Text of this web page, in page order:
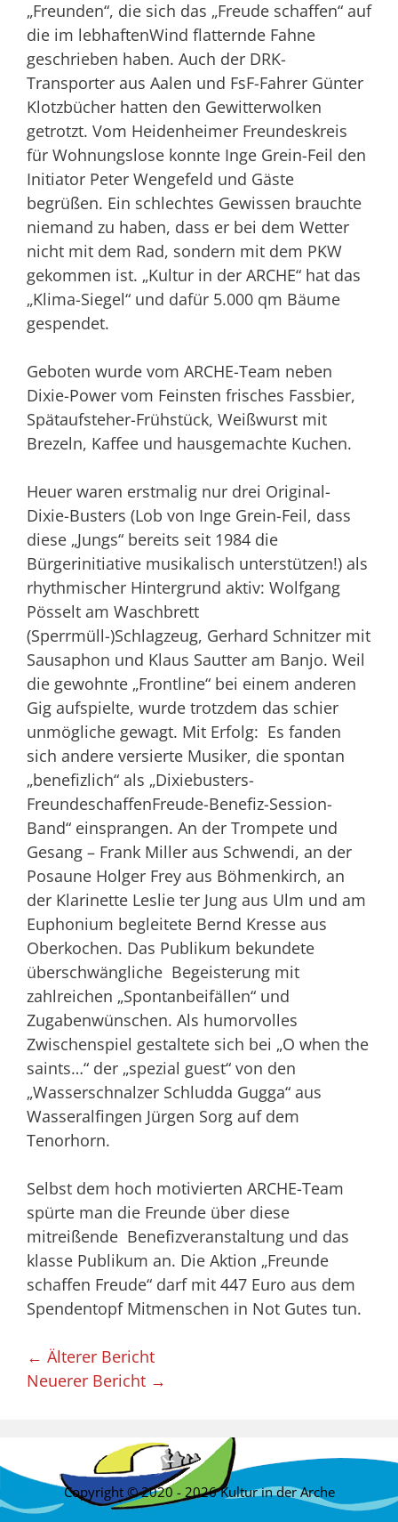
„Freunden“, die sich das „Freude schaffen“ auf
die im lebhaftenWind flatternde Fahne
geschrieben haben. Auch der DRK-
Transporter aus Aalen und FsF-Fahrer Günter
Klotzbücher hatten den Gewitterwolken
getrotzt. Vom Heidenheimer Freundeskreis
für Wohnungslose konnte Inge Grein-Feil den
Initiator Peter Wengefeld und Gäste
begrüßen. Ein schlechtes Gewissen brauchte
niemand zu haben, dass er bei dem Wetter
nicht mit dem Rad, sondern mit dem PKW
gekommen ist. „Kultur in der ARCHE“ hat das
„Klima-Siegel“ und dafür 5.000 qm Bäume
gespendet.
Geboten wurde vom ARCHE-Team neben
Dixie-Power vom Feinsten frisches Fassbier,
Spätaufsteher-Frühstück, Weißwurst mit
Brezeln, Kaffee und hausgemachte Kuchen.
Heuer waren erstmalig nur drei Original-
Dixie-Busters (Lob von Inge Grein-Feil, dass
diese „Jungs“ bereits seit 1984 die
Bürgerinitiative musikalisch unterstützen!) als
rhythmischer Hintergrund aktiv: Wolfgang
Pösselt am Waschbrett
(Sperrmüll-)Schlagzeug, Gerhard Schnitzer mit
Sausaphon und Klaus Sautter am Banjo. Weil
die gewohnte „Frontline“ bei einem anderen
Gig aufspielte, wurde trotzdem das schier
unmögliche gewagt. Mit Erfolg: Es fanden
sich andere versierte Musiker, die spontan
„benefizlich“ als „Dixiebusters-
FreundeschaffenFreude-Benefiz-Session-
Band“ einsprangen. An der Trompete und
Gesang – Frank Miller aus Schwendi, an der
Posaune Holger Frey aus Böhmenkirch, an
der Klarinette Leslie ter Jung aus Ulm und am
Euphonium begleitete Bernd Kresse aus
Oberkochen. Das Publikum bekundete
überschwängliche Begeisterung mit
zahlreichen „Spontanbeifällen“ und
Zugabenwünschen. Als humorvolles
Zwischenspiel gestaltete sich bei „O when the
saints…“ der „spezial guest“ von den
„Wasserschnalzer Schludda Gugga“ aus
Wasseralfingen Jürgen Sorg auf dem
Tenorhorn.
Selbst dem hoch motivierten ARCHE-Team
spürte man die Freunde über diese
mitreißende Benefizveranstaltung und das
klasse Publikum an. Die Aktion „Freunde
schaffen Freude“ darf mit 447 Euro aus dem
Spendentopf Mitmenschen in Not Gutes tun.
← Älterer Bericht
Neuerer Bericht →
Copyright © 2020 - 2026 Kultur in der Arche